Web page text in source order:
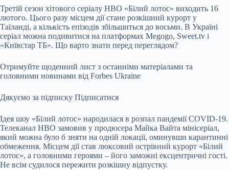
Третій сезон хітового серіалу HBO «Білий лотос» виходить 16
лютого. Цього разу місцем дії стане розкішний курорт у
Таїланді, а кількість епізодів збільшиться до восьми. В Україні
серіал можна подивитися на платформах Megogo, Sweet.tv і
«Київстар ТБ». Що варто знати перед переглядом?
Отримуйте щоденний лист з останніми матеріалами та
головними новинами від Forbes Ukraine
Дякуємо за підписку Підписатися
Ідея шоу «Білий лотос» народилася в розпал пандемії COVID-19.
Телеканал HBO замовив у продюсера Майка Вайта мінісеріал,
який можна було б зняти на одній локації, оминувши карантинні
обмеження. Місцем дії став люксовий острівний курорт «Білий
лотос», а головними героями – його заможні ексцентричні гості.
Не всім судилося пережити розкішну відпустку.